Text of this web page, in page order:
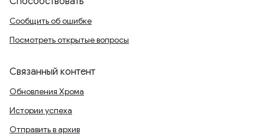
Сообщить об ошибке
Посмотреть открытые вопросы
Связанный контент
Обновления Хрома
Истории успеха
Отправить в архив